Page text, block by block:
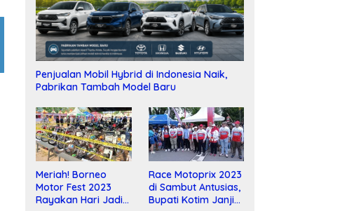
Penjualan Mobil Hybrid di Indonesia Naik,
Pabrikan Tambah Model Baru
Meriah! Borneo
Motor Fest 2023
Rayakan Hari Jadi
Race Motoprix 2023
di Sambut Antusias,
Bupati Kotim Janji